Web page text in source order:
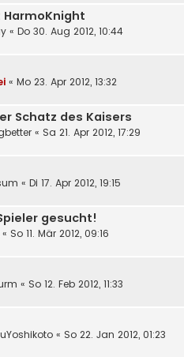
HarmoKnight
« Do 30. Aug 2012, 10:44
« Mo 23. Apr 2012, 13:32
Schatz des Kaisers
« Sa 21. Apr 2012, 17:29
« Di 17. Apr 2012, 19:15
gesucht!
« So 11. Mär 2012, 09:16
« So 12. Feb 2012, 11:33
« So 22. Jan 2012, 01:23